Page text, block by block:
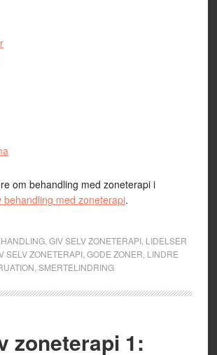
om behandling med zoneterapi i
behandling med zoneterapi.
, GIV SELV ZONETERAPI, LIDELSER
SELV ZONETERAPI, GODE ZONER LINDRE
SMERTELINDRING
zoneterapi 1: